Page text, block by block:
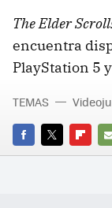
The Elder
encuentra
PlayStation 5 y
FACEBOOK
TWITTER
TEMAS